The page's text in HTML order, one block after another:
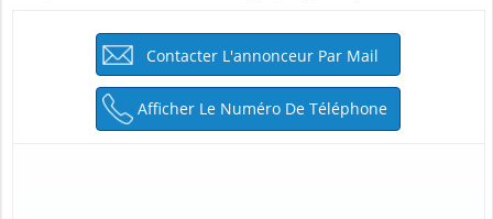
Contacter L'annonceur Par Mail